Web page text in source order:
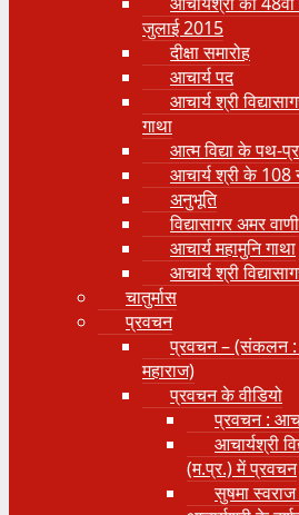
जुलाई 2015
दीक्षा समारोह
आचार्य पद
आचार्य श्री
गाथा
आत्म विद्या के पथ-
आचार्य श्री के 108
अनुभूति
विद्यासागर अमर वाणी
आचार्य महामुनि गाथा
आचार्य श्री
चातुर्मास
प्रवचन
प्रवचन – (संकलन :
महाराज)
प्रवचन के वीडियो
प्रवचन :
आचार्यश्री
(म.प्र.) में प्रवचन
सुषमा स्वराज